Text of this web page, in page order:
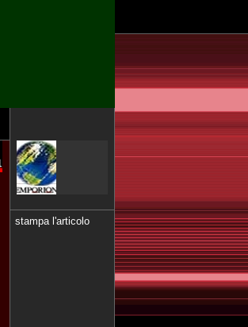
stampa l'articolo